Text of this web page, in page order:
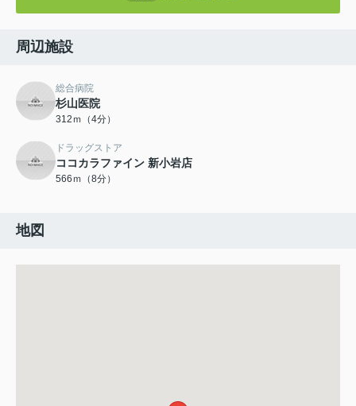
周辺施設
総合病院
杉山医院
312ｍ（4分）
ドラッグストア
ココカラファイン 新小岩店
566ｍ（8分）
地図